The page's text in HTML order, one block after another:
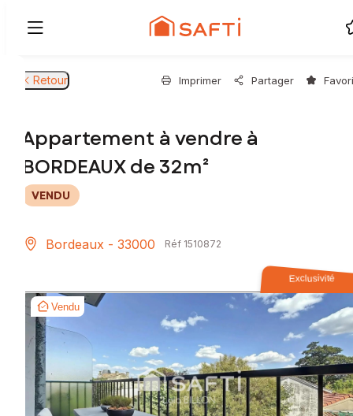
Retour Imprimer Partager
Appartement à vendre à
BORDEAUX de 32m²
VENDU
Bordeaux - 33000 Réf 1510872
Exclusivité
Vendu